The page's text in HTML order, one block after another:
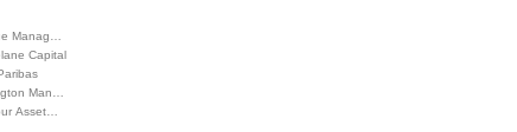
Manag…
Capital
Man…
Asset…